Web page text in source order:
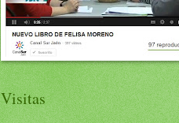
Visitas